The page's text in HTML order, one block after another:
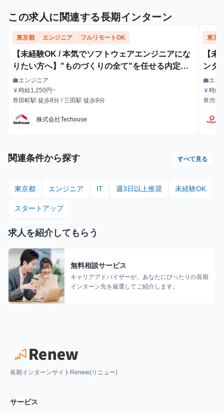
この求人に関連する長期インターン
東京都 エンジニア フルリモートOK
【未経験OK / 本気でソフトウェアエンジニアにな
りたい方へ】"ものづくりの全て"を任せる内定直
結型エンジニア長期インターン
職種
workエンジニア
給与
currency_yen 時給1,250円~
最寄駅
train 田町駅 徒歩8分 / 三田駅 徒歩9分
株式会社Techouse
東京
【
ンタ
自動
職種
workエン
給与
currency_yen 時給
額支
最寄駅
train渋谷
関連条件から探す すべて見る
東京都 エンジニア IT 週3日以上推奨 未経験OK
スタートアップ
求人を紹介してもらう
無料相談サービス
キャリアアドバイザーが、あなたにぴったりの長期
インターン先を厳選してご紹介します。
長期インターンサイトRenew(リニュー)
サービス